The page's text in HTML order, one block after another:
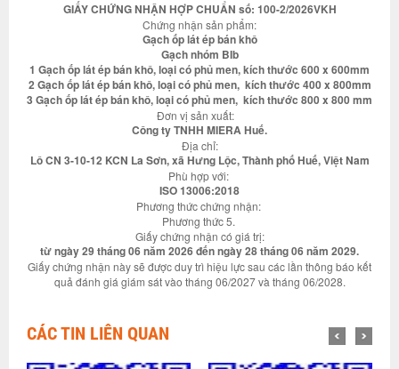
GIẤY CHỨNG NHẬN HỢP CHUẨN số: 100-2/2026VKH
Chứng nhận sản phẩm:
Gạch ốp lát ép bán khô
Gạch nhóm BIb
1 Gạch ốp lát ép bán khô, loại có phủ men, kích thước 600 x 600mm
2 Gạch ốp lát ép bán khô, loại có phủ men, kích thước 400 x 800mm
3 Gạch ốp lát ép bán khô, loại có phủ men, kích thước 800 x 800 mm
Đơn vị sản xuất:
Công ty TNHH MIERA Huế.
Địa chỉ:
Lô CN 3-10-12 KCN La Sơn, xã Hưng Lộc, Thành phố Huế, Việt Nam
Phù hợp với:
ISO 13006:2018
Phương thức chứng nhận:
Phương thức 5.
Giấy chứng nhận có giá trị:
từ ngày 29 tháng 06 năm 2026 đến ngày 28 tháng 06 năm 2029.
Giấy chứng nhận này sẽ được duy trì hiệu lực sau các lần thông báo kết
quả đánh giá giám sát vào tháng 06/2027 và tháng 06/2028.
CÁC TIN LIÊN QUAN